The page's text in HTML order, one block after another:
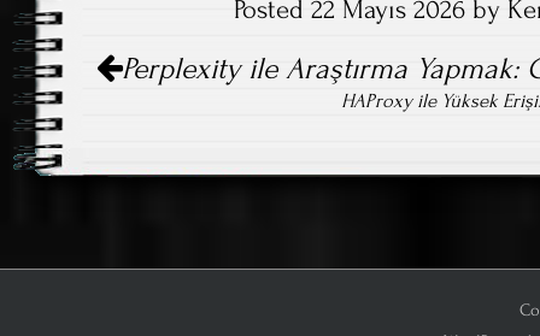
n
Posted 22 Mayıs 2026 by
navigation
Perplexity ile Araştırma Yapmak:
HAProxy ile Yüksek